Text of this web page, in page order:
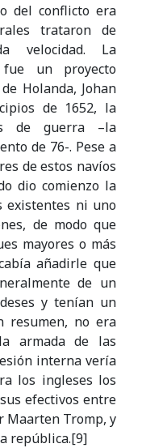
del conflicto era
trataron de
velocidad. La
un proyecto
Holanda, Johan
de 1652, la
de guerra –la
de 76-. Pese a
de estos navíos
dio comienzo la
existentes ni uno
de modo que
mayores o más
añadirle que
de un
y tenían un
resumen, no era
armada de las
interna vería
los ingleses los
efectivos entre
Maarten Tromp, y
república.[9]